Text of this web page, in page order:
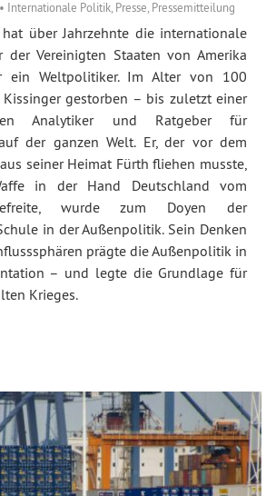
• Internationale Politik Presse Pressemitteilung
über Jahrzehnte die internationale
Vereinigten Staaten von Amerika
ein Weltpolitiker. Im Alter von 100
Kissinger gestorben – bis zuletzt einer
Analytiker und Ratgeber für
der ganzen Welt. Er, der vor dem
seiner Heimat Fürth fliehen musste,
in der Hand Deutschland vom
wurde zum Doyen der
in der Außenpolitik. Sein Denken
prägte die Außenpolitik in
– und legte die Grundlage für
Krieges.